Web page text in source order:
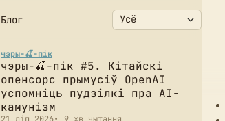
Блог
чэры-🍒-пік
чэры-🍒-пік #5. Кітайскі
опенсорс прымусіў OpenAI
успомніць пудзілкі пра AI-
камунізм